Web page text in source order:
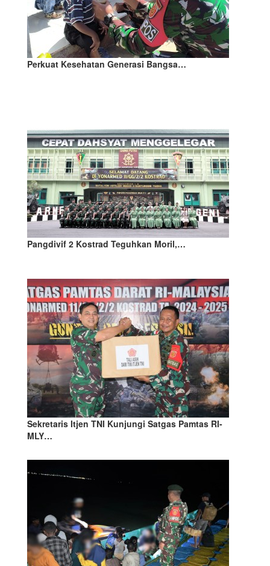
Perkuat Kesehatan Generasi Bangsa…
Pangdivif 2 Kostrad Teguhkan Moril,…
Sekretaris Itjen TNI Kunjungi Satgas Pamtas RI-
MLY…